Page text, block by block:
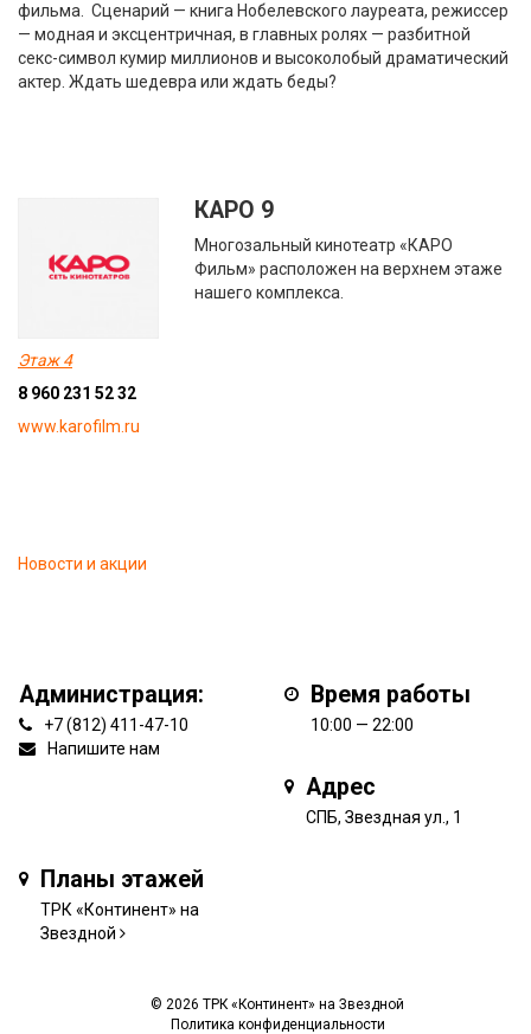
фильма. Сценарий — книга Нобелевского лауреата, режиссер
— модная и эксцентричная, в главных ролях — разбитной
секс-символ кумир миллионов и высоколобый драматический
актер. Ждать шедевра или ждать беды?
КАРО 9
Многозальный кинотеатр «КАРО
Фильм» расположен на верхнем этаже
нашего комплекса.
Этаж 4
8 960 231 52 32
www.karofilm.ru
Новости и акции
Администрация:
+7 (812) 411-47-10
Напишите нам
Время работы
10:00 — 22:00
Адрес
СПБ, Звездная ул., 1
Планы этажей
ТРК «Континент» на
Звездной
© 2026 ТРК «Континент» на Звездной
Политика конфиденциальности